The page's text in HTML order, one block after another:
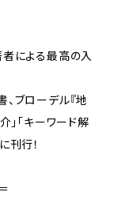
による最高の入
ブローデル『地
」「キーワード解
刊行！